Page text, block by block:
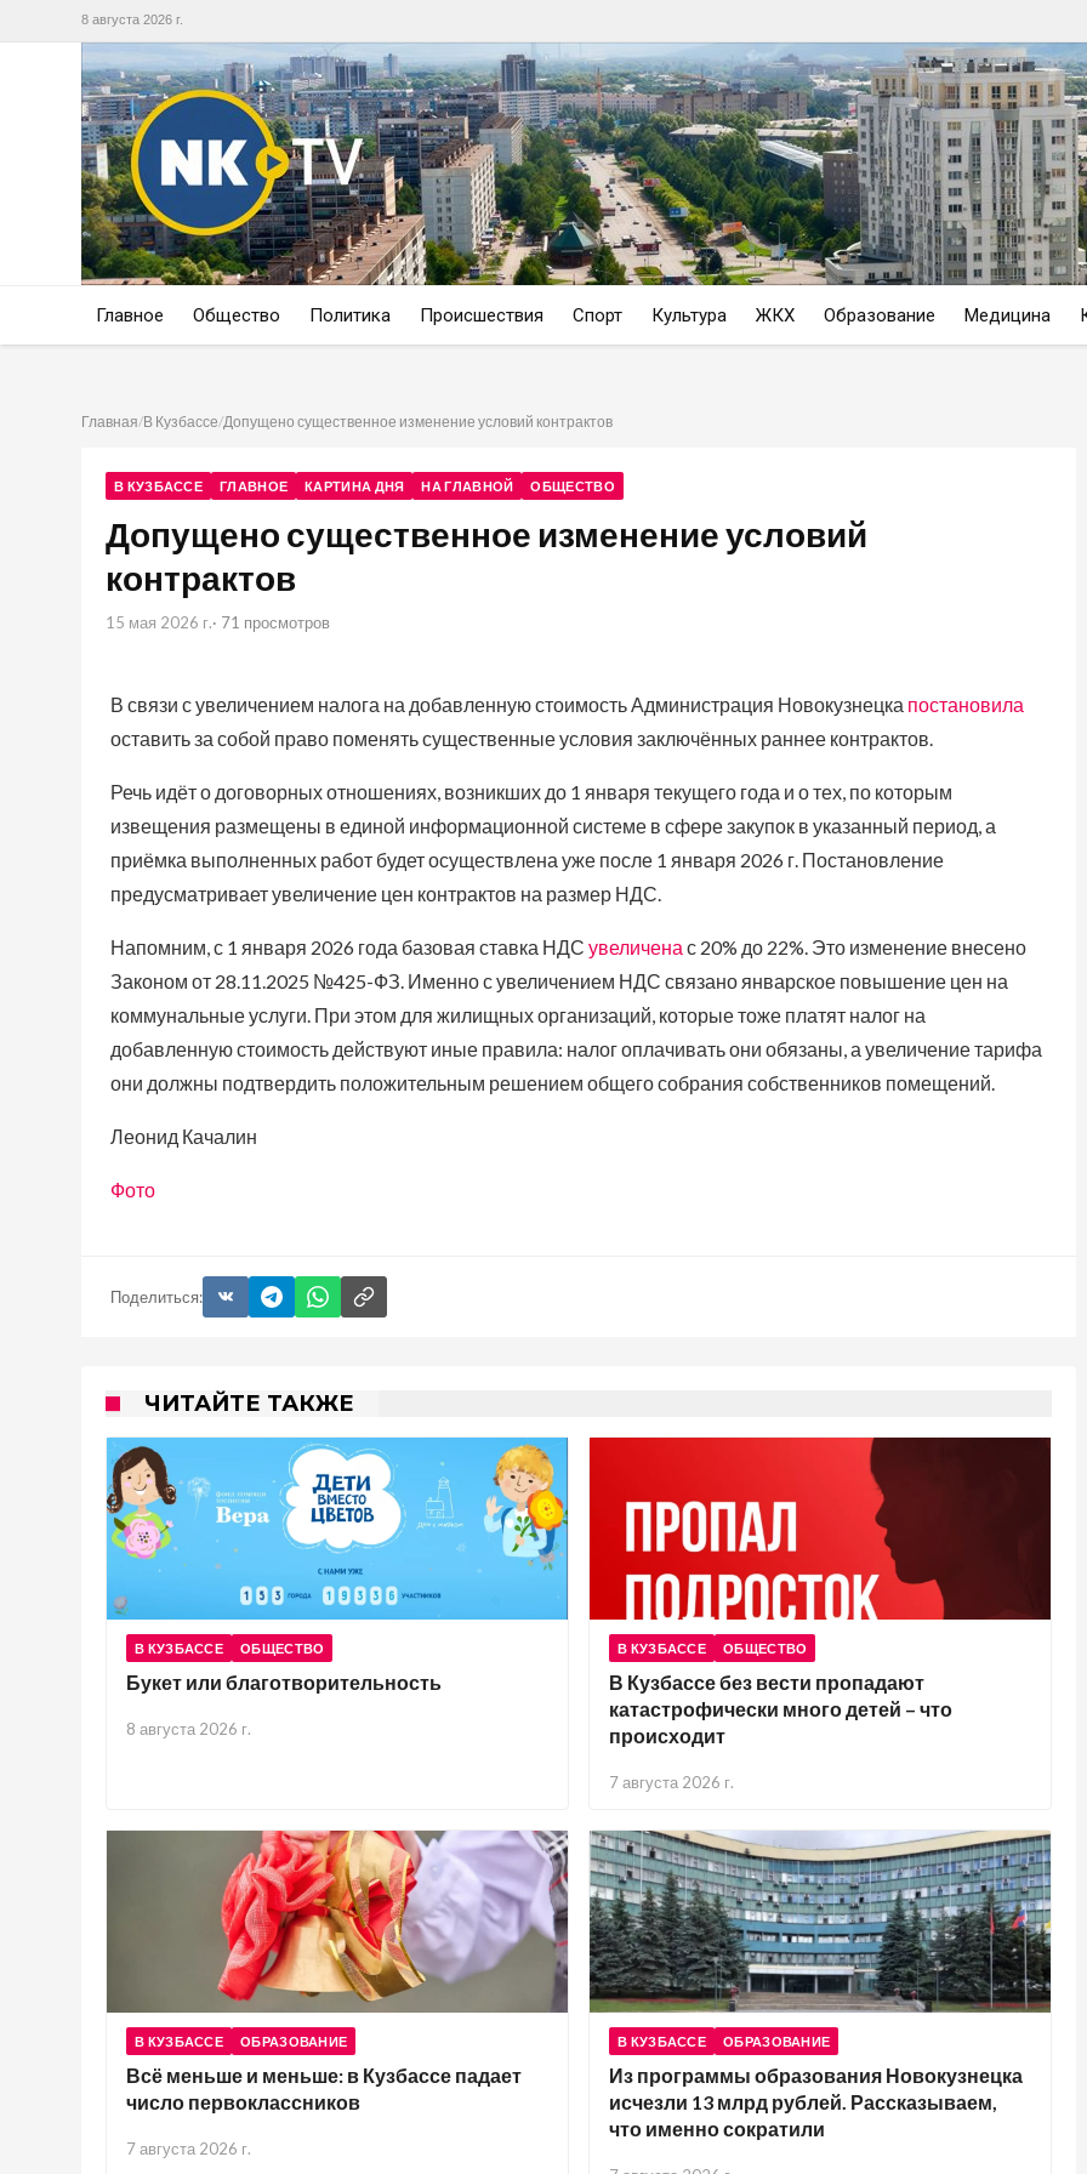
8 августа 2026 г.
Главное Общество Политика Происшествия Спорт Культура ЖКХ Образование Медицина
Главная/В Кузбассе/Допущено существенное изменение условий контрактов
В КУЗБАССЕ ГЛАВНОЕ КАРТИНА ДНЯ НА ГЛАВНОЙ ОБЩЕСТВО
Допущено существенное изменение условий
контрактов
15 мая 2026 г.· 71 просмотров
В связи с увеличением налога на добавленную стоимость Администрация Новокузнецка постановила
оставить за собой право поменять существенные условия заключённых раннее контрактов.
Речь идёт о договорных отношениях, возникших до 1 января текущего года и о тех, по которым
извещения размещены в единой информационной системе в сфере закупок в указанный период, а
приёмка выполненных работ будет осуществлена уже после 1 января 2026 г. Постановление
предусматривает увеличение цен контрактов на размер НДС.
Напомним, с 1 января 2026 года базовая ставка НДС увеличена с 20% до 22%. Это изменение внесено
Законом от 28.11.2025 №425-ФЗ. Именно с увеличением НДС связано январское повышение цен на
коммунальные услуги. При этом для жилищных организаций, которые тоже платят налог на
добавленную стоимость действуют иные правила: налог оплачивать они обязаны, а увеличение тарифа
они должны подтвердить положительным решением общего собрания собственников помещений.
Леонид Качалин
Фото
Поделиться:
ЧИТАЙТЕ ТАКЖЕ
В КУЗБАССЕ ОБЩЕСТВО
Букет или благотворительность
8 августа 2026 г.
В КУЗБАССЕ ОБЩЕСТВО
В Кузбассе без вести пропадают
катастрофически много детей – что
происходит
7 августа 2026 г.
В КУЗБАССЕ ОБРАЗОВАНИЕ
Всё меньше и меньше: в Кузбассе падает
число первоклассников
7 августа 2026 г.
В КУЗБАССЕ ОБРАЗОВАНИЕ
Из программы образования Новокузнецка
исчезли 13 млрд рублей. Рассказываем,
что именно сократили